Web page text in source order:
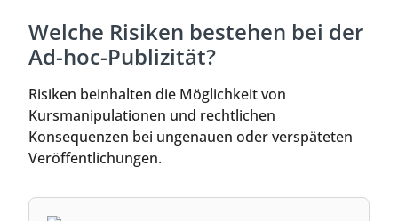
Welche Risiken bestehen bei der
Ad-hoc-Publizität?
Risiken beinhalten die Möglichkeit von
Kursmanipulationen und rechtlichen
Konsequenzen bei ungenauen oder verspäteten
Veröffentlichungen.